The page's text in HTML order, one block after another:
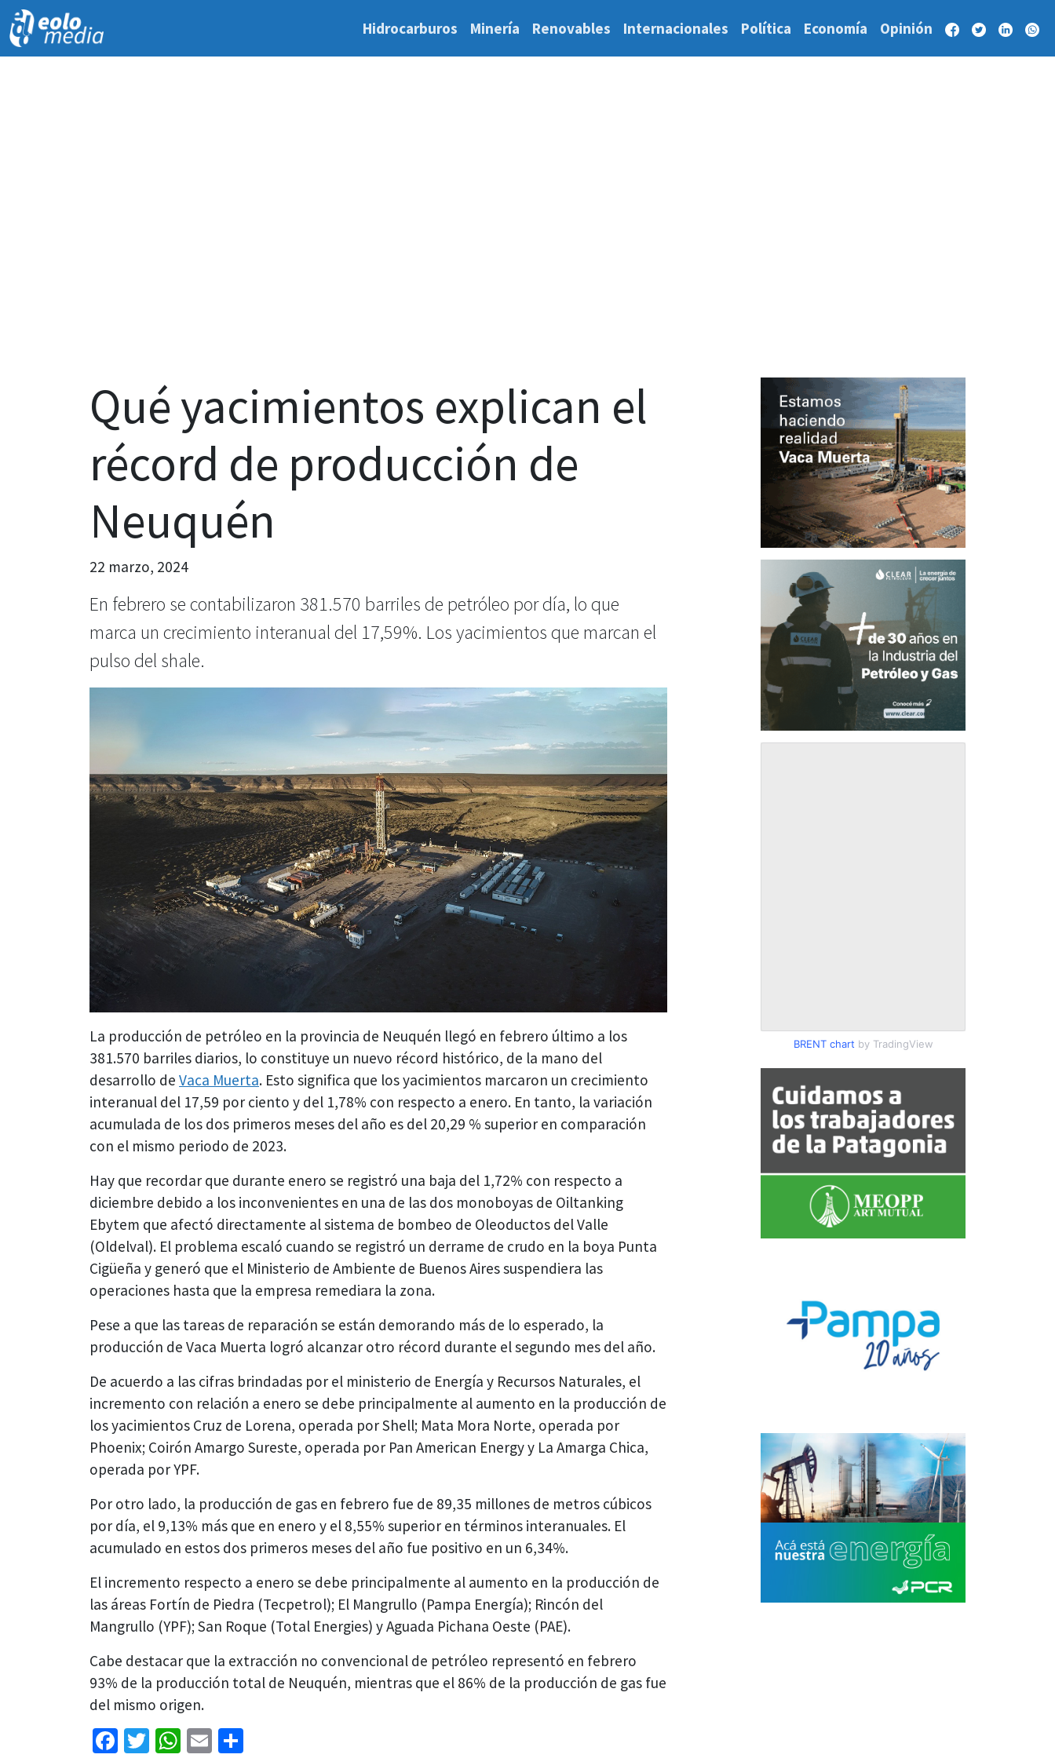
Hidrocarburos Minería Renovables Internacionales Política Economía Opinión
Qué yacimientos explican el
récord de producción de
Neuquén
22 marzo, 2024
En febrero se contabilizaron 381.570 barriles de petróleo por día, lo que
marca un crecimiento interanual del 17,59%. Los yacimientos que marcan el
pulso del shale.
La producción de petróleo en la provincia de Neuquén llegó en febrero último a los
381.570 barriles diarios, lo constituye un nuevo récord histórico, de la mano del
desarrollo de Vaca Muerta. Esto significa que los yacimientos marcaron un crecimiento
interanual del 17,59 por ciento y del 1,78% con respecto a enero. En tanto, la variación
acumulada de los dos primeros meses del año es del 20,29 % superior en comparación
con el mismo periodo de 2023.
Hay que recordar que durante enero se registró una baja del 1,72% con respecto a
diciembre debido a los inconvenientes en una de las dos monoboyas de Oiltanking
Ebytem que afectó directamente al sistema de bombeo de Oleoductos del Valle
(Oldelval). El problema escaló cuando se registró un derrame de crudo en la boya Punta
Cigüeña y generó que el Ministerio de Ambiente de Buenos Aires suspendiera las
operaciones hasta que la empresa remediara la zona.
Pese a que las tareas de reparación se están demorando más de lo esperado, la
producción de Vaca Muerta logró alcanzar otro récord durante el segundo mes del año.
De acuerdo a las cifras brindadas por el ministerio de Energía y Recursos Naturales, el
incremento con relación a enero se debe principalmente al aumento en la producción de
los yacimientos Cruz de Lorena, operada por Shell; Mata Mora Norte, operada por
Phoenix; Coirón Amargo Sureste, operada por Pan American Energy y La Amarga Chica,
operada por YPF.
Por otro lado, la producción de gas en febrero fue de 89,35 millones de metros cúbicos
por día, el 9,13% más que en enero y el 8,55% superior en términos interanuales. El
acumulado en estos dos primeros meses del año fue positivo en un 6,34%.
El incremento respecto a enero se debe principalmente al aumento en la producción de
las áreas Fortín de Piedra (Tecpetrol); El Mangrullo (Pampa Energía); Rincón del
Mangrullo (YPF); San Roque (Total Energies) y Aguada Pichana Oeste (PAE).
Cabe destacar que la extracción no convencional de petróleo representó en febrero
93% de la producción total de Neuquén, mientras que el 86% de la producción de gas fue
del mismo origen.
Facebook
Twitter
WhatsApp
Email
BRENT chart by TradingView